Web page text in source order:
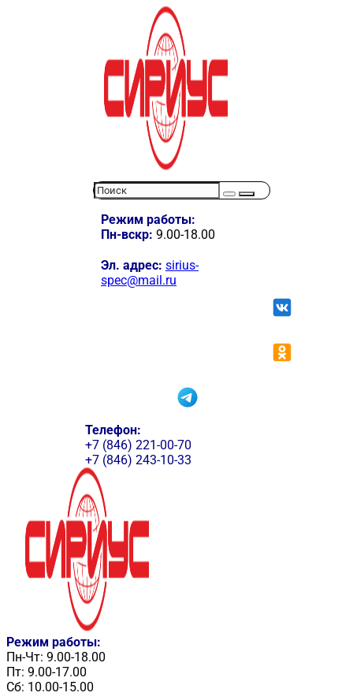
Режим работы:
Пн-вскр: 9.00-18.00
Эл. адрес: sirius-
spec@mail.ru
Телефон:
+7 (846) 221-00-70
+7 (846) 243-10-33
Режим работы:
Пн-Чт: 9.00-18.00
Пт: 9.00-17.00
Сб: 10.00-15.00